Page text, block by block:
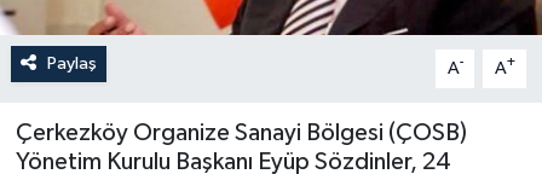
Paylaş A- A+
Çerkezköy Organize Sanayi Bölgesi (ÇOSB)
Yönetim Kurulu Başkanı Eyüp Sözdinler, 24